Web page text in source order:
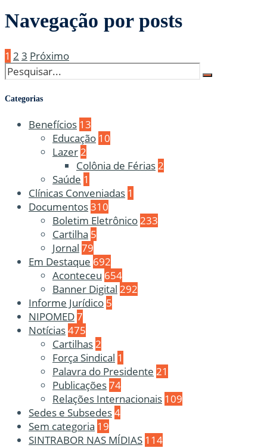
Navegação por posts
1 2 3 Próximo
Categorias
Benefícios 13
Educação 10
Lazer2
Colônia de Férias2
Saúde 1
Clínicas Conveniadas 1
Documentos310
Boletim Eletrônico233
Cartilha 5
Jornal 79
Em Destaque 692
Aconteceu 654
Banner Digital 292
Informe Jurídico 5
NIPOMED7
Notícias475
Cartilhas2
Força Sindical 1
Palavra do Presidente 21
Publicações74
Relações Internacionais 109
Sedes e Subsedes4
Sem categoria 19
SINTRABOR NAS MÍDIAS 114